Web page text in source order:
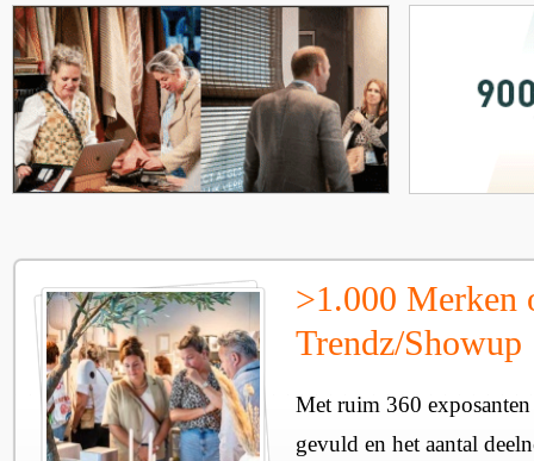
>1.000 Merken
Trendz/Showup
Met ruim 360
gevuld en het aantal